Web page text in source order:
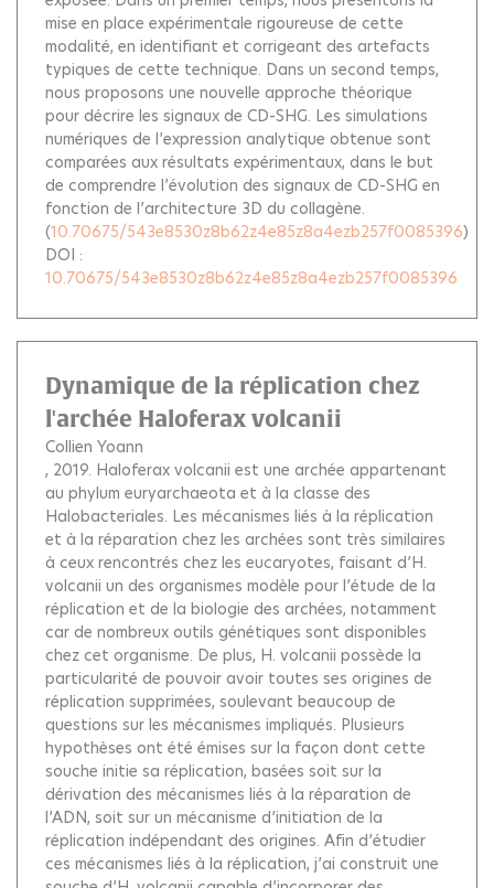
mise en place expérimentale rigoureuse de cette
modalité, en identifiant et corrigeant des artefacts
typiques de cette technique. Dans un second temps,
nous proposons une nouvelle approche théorique
pour décrire les signaux de CD-SHG. Les simulations
numériques de l’expression analytique obtenue sont
comparées aux résultats expérimentaux, dans le but
de comprendre l’évolution des signaux de CD-SHG en
fonction de l’architecture 3D du collagène.
(10.70675/543e8530z8b62z4e85z8a4ezb257f0085396)
DOI :
10.70675/543e8530z8b62z4e85z8a4ezb257f0085396
Dynamique de la réplication chez
l'archée Haloferax volcanii
Collien Yoann
, 2019. Haloferax volcanii est une archée appartenant
au phylum euryarchaeota et à la classe des
Halobacteriales. Les mécanismes liés à la réplication
et à la réparation chez les archées sont très similaires
à ceux rencontrés chez les eucaryotes, faisant d’H.
volcanii un des organismes modèle pour l’étude de la
réplication et de la biologie des archées, notamment
car de nombreux outils génétiques sont disponibles
chez cet organisme. De plus, H. volcanii possède la
particularité de pouvoir avoir toutes ses origines de
réplication supprimées, soulevant beaucoup de
questions sur les mécanismes impliqués. Plusieurs
hypothèses ont été émises sur la façon dont cette
souche initie sa réplication, basées soit sur la
dérivation des mécanismes liés à la réparation de
l’ADN, soit sur un mécanisme d’initiation de la
réplication indépendant des origines. Afin d’étudier
ces mécanismes liés à la réplication, j’ai construit une